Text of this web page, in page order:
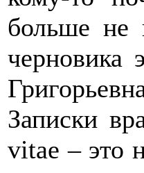
больше не
черновика
Записки
vitae – это